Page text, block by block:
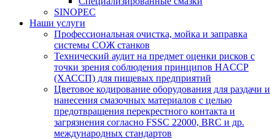
SINOPEC
Наши услуги
Профессиональная очистка, мойка и заправка
системы СОЖ станков
Технический аудит на предмет оценки рисков с
точки зрения соблюдения принципов HACCP
(ХАССП) для пищевых предприятий
Цветовое кодирование оборудования для раздачи и
нанесения смазочных материалов с целью
предотвращения перекрестного контакта и
загрязнения согласно FSSC 22000, BRC и др.
международных стандартов